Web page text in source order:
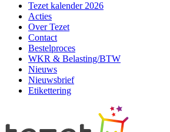
Tezet kalender 2026
Acties
Over Tezet
Contact
Bestelproces
WKR & Belasting/BTW
Nieuws
Nieuwsbrief
Etikettering